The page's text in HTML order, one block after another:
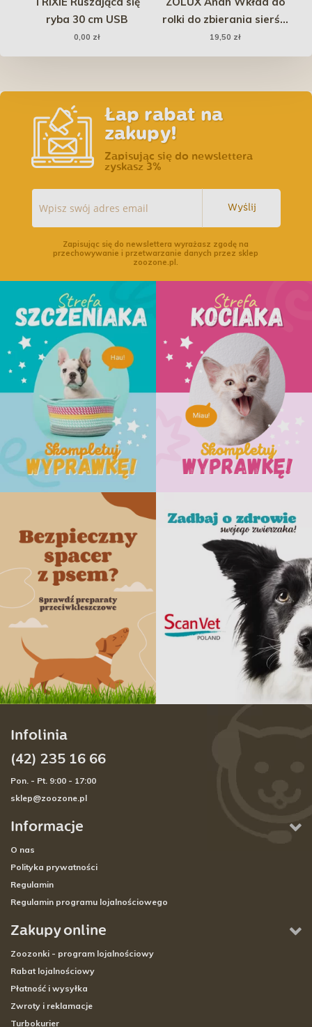
ryba 30 cm USB
0,00 zł
rolki do zbierania sierści
dla kotów
19,50 zł
Łap rabat na
zakupy!
Zapisując się do newslettera
zyskasz 3%
Wyślij
Zapisując się do newslettera wyrażasz zgodę na
przechowywanie i przetwarzanie danych przez sklep
zoozone.pl.
Informacje
O nas
Polityka prywatności
Regulamin
Regulamin programu lojalnościowego
Zakupy online
Zoozonki - program lojalnościowy
Rabat lojalnościowy
Płatność i wysyłka
Zwroty i reklamacje
Turbokurier
Infolinia
(42) 235 16 66
Pon. - Pt. 9:00 - 17:00
sklep@zoozone.pl